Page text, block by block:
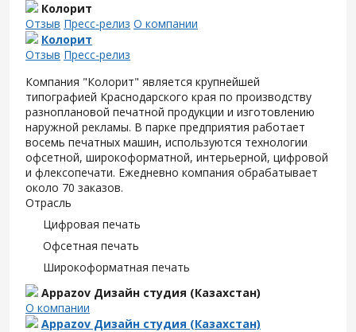
Колорит
Отзыв Пресс-релиз О компании
Колорит
Отзыв Пресс-релиз
Компания "Колорит" является крупнейшей
типографией Краснодарского края по производству
разноплановой печатной продукции и изготовлению
наружной рекламы. В парке предприятия работает
восемь печатных машин, используются технологии
офсетной, широкоформатной, интерьерной, цифровой
и флексопечати. Ежедневно компания обрабатывает
около 70 заказов.
Отрасль
Цифровая печать
Офсетная печать
Широкоформатная печать
Appazov Дизайн студия (Казахстан)
О компании
Appazov Дизайн студия (Казахстан)